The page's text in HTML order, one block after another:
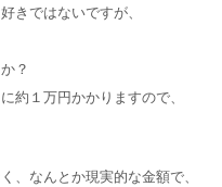
きではないですが、
？
約１万円かかりますので、
、なんとか現実的な金額で、